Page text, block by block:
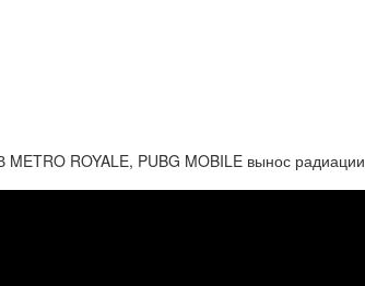
ROYALE, PUBG MOBILE вынос радиации